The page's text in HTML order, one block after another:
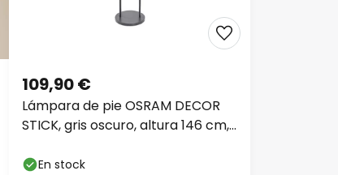
Lámpara de pie OSRAM DECOR
STICK, gris oscuro, altura 146 cm,
109,90 €
En stock